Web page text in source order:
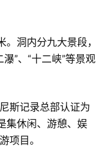
洞内分九大景段，
瀑”、“十二峡”等景观
斯记录总部认证为
集休闲、游憩、娱
项目。